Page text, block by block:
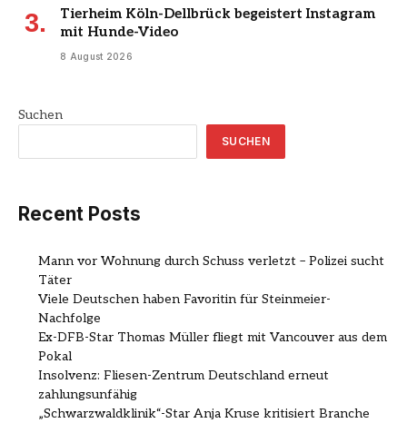
Tierheim Köln-Dellbrück begeistert Instagram
mit Hunde-Video
8 August 2026
Suchen
SUCHEN
Recent Posts
Mann vor Wohnung durch Schuss verletzt – Polizei sucht
Täter
Viele Deutschen haben Favoritin für Steinmeier-
Nachfolge
Ex-DFB-Star Thomas Müller fliegt mit Vancouver aus dem
Pokal
Insolvenz: Fliesen-Zentrum Deutschland erneut
zahlungsunfähig
„Schwarzwaldklinik“-Star Anja Kruse kritisiert Branche